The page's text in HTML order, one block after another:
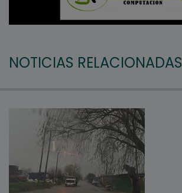
NOTICIAS RELACIONADAS